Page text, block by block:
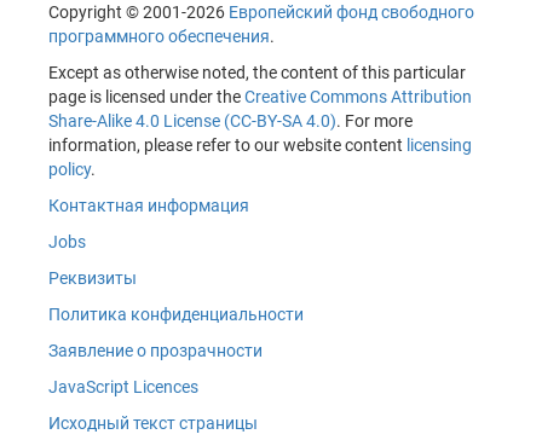
Copyright © 2001-2026 Европейский фонд свободного
программного обеспечения.
Except as otherwise noted, the content of this particular
page is licensed under theCreative Commons Attribution
Share-Alike 4.0 License (CC-BY-SA 4.0). For more
information, please refer to our website content licensing
policy.
Контактная информация
Jobs
Реквизиты
Политика конфиденциальности
Заявление о прозрачности
JavaScript Licences
Исходный текст страницы